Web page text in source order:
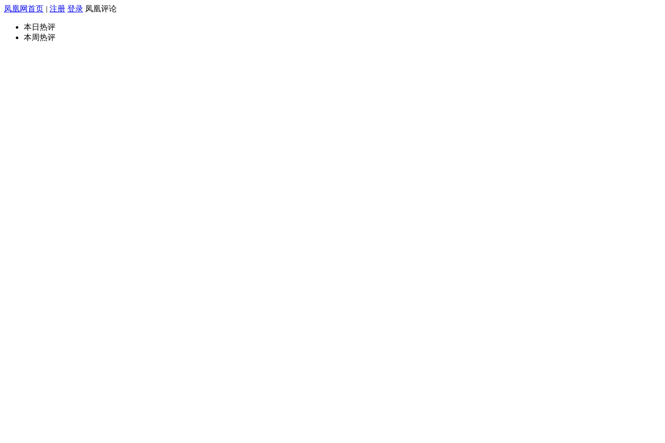
凤凰网首页 | 注册 登录 凤凰评论
本日热评
本周热评